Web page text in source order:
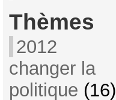
Thèmes
2012
changer la
politique (16)